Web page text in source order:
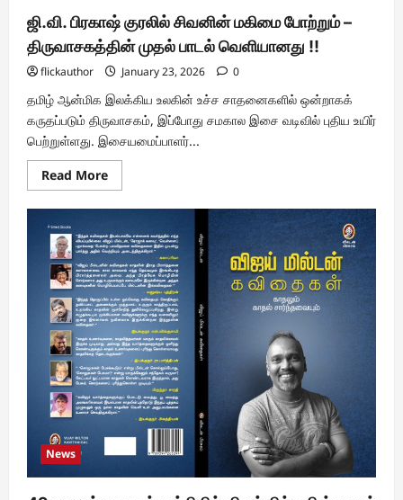
ஜி.வி. பிரகாஷ் குரலில் சிவனின் மகிமை போற்றும் –
திருவாசகத்தின் முதல் பாடல் வெளியானது !!
flickauthor January 23, 2026 0
தமிழ் ஆன்மிக இலக்கிய உலகின் உச்ச சாதனைகளில் ஒன்றாகக்
கருதப்படும் திருவாசகம், இப்போது சமகால இசை வடிவில் புதிய உயிர்
பெற்றுள்ளது. இசையமைப்பாளர்...
Read MoreRead
more
ஜி.வி.
குரலில்
சிவனின்
மகிமை
போற்றும்
–
திருவாசகத்தின்
முதல்
பாடல்
வெளியானது
!!
News